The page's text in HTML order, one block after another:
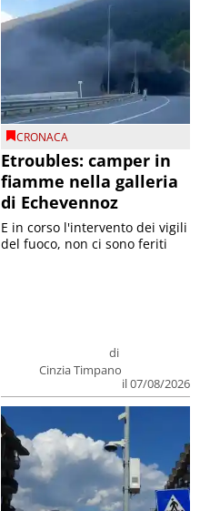
CRONACA
Etroubles: camper in
fiamme nella galleria
di Echevennoz
di
Cinzia Timpano
il 07/08/2026
E in corso l'intervento dei vigili
del fuoco, non ci sono feriti